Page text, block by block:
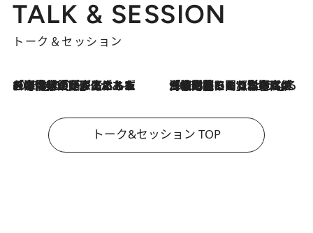
TALK & SESSION
トーク＆セッション
2026.8.3
「今後値上げがあるとすれば…」「リスクがあるのは今年の冬」エネルギー専門家が語る、ホルムズ海峡封鎖が家庭にもたらす“ある心配” 2026.8.3
「住宅建てられない…」「サーチャージ料の高値が続いている」ホルムズ海峡封鎖による影響はいつまで続く？《エネルギー専門家に聞く“どうなる日本の暮らし”》
トーク&セッション TOP